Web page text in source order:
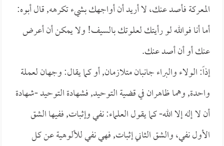
المعركة فأصد عنك، لا أريد أن أواجهك بشيء تكرهه, قال أبوه:
أما أنا فوالله لو رأيتك لعلوتك بالسيف! ولا يمكن أن أعرض
عنك أو أن أصد عنك.
إذاً: الولاء والبراء جانبان متلازمان, أو كما يقال: وجهان لعملة
واحدة, وهما ظاهران في قضية التوحيد, فشهادة التوحيد -شهادة
أن لا إله إلا الله- كما يقول العلماء: نفي وإثبات, ففيها الشق
الأول نفي، والشق الثاني إثبات, فهي نفي للألوهية عن كل